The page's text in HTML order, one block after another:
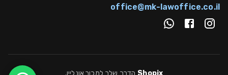
office@mk-lawoffice.co.il
Shopix הדרך שלך למכור אונליין.